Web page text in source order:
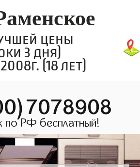
цены
3 дня)
(18 лет)
по РФ бесплатный!